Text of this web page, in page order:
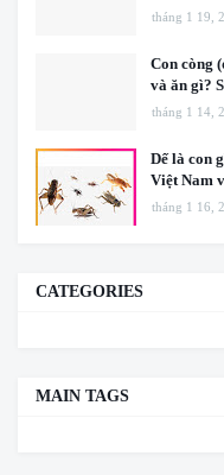
tháng 1 19,
Con còng
và ăn gì?
tháng 1 14,
Dế là con
Việt Nam
tháng 1 16,
CATEGORIES
MAIN TAGS